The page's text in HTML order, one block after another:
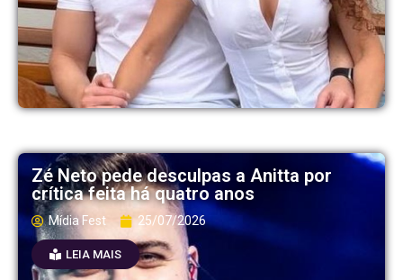
Zé Neto pede desculpas a Anitta por
crítica feita há quatro anos
Mídia Fest 25/07/2026
LEIA MAIS